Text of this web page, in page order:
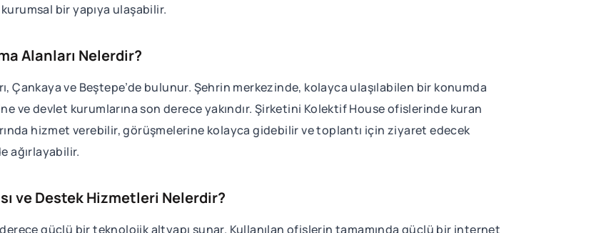
bir yapıya ulaşabilir.
Alanları Nelerdir?
Çankaya ve Beştepe’de bulunur. Şehrin merkezinde, kolayca ulaşılabilen bir konumda
ve devlet kurumlarına son derece yakındır. Şirketini Kolektif House ofislerinde kuran
hizmet verebilir, görüşmelerine kolayca gidebilir ve toplantı için ziyaret edecek
ağırlayabilir.
ve Destek Hizmetleri Nelerdir?
güçlü bir teknolojik altyapı sunar. Kullanılan ofislerin tamamında güçlü bir internet